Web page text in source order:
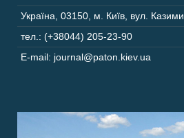
Україна 03150 м. Київ, вул.
тел.: (+38044) 205-23-90
E-mail: journal@paton.kiev.ua